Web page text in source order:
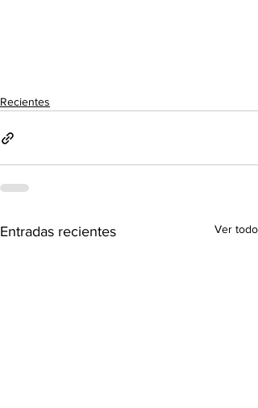
Recientes
Entradas recientes Ver todo